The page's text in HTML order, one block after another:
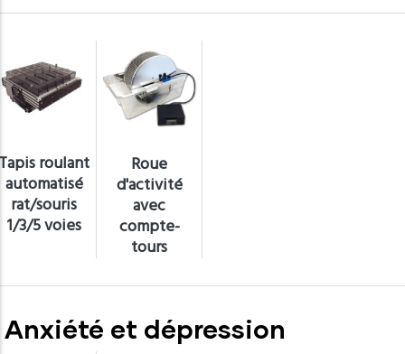
roulant
automatisé
rat/souris
1/3/5 voies
Roue
d'activité
avec
compte-
tours
Anxiété et dépression